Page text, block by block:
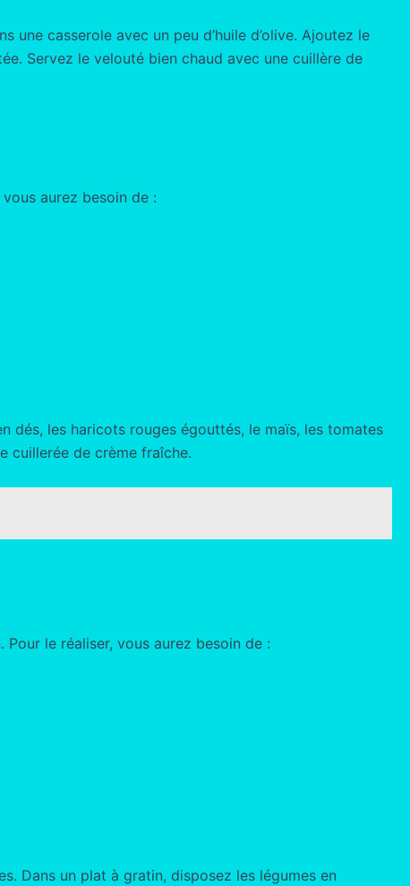
casserole avec un peu d’huile d’olive. Ajoutez le
Servez le velouté bien chaud avec une cuillère de
aurez besoin de :
dés, les haricots rouges égouttés, le maïs, les tomates
cuillerée de crème fraîche.
le réaliser, vous aurez besoin de :
Dans un plat à gratin, disposez les légumes en